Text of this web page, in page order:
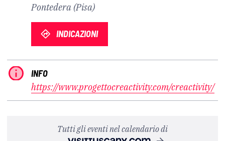
Pontedera (Pisa)
INDICAZIONI
INFO
https://www.progettocreactivity.com/creactivity/
Tutti gli eventi nel calendario di